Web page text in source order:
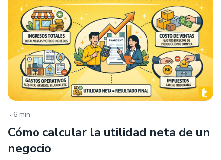
. 6 min
Cómo calcular la utilidad neta de un
negocio